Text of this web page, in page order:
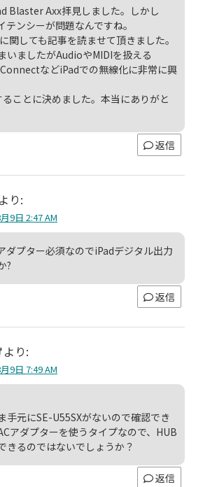
Blaster Axx拝見しました。しかし
ンシーが問題なんですね。
関しても記事を読ませて頂きました。
いましたがAudioやMIDIを扱える
などiPadでの無線化に非常に興
ことに決めました。本当にありがと
返信
より:
9日 2:47 AM
ダプター必須なのでiPadデジタル出力
?
返信
より:
9日 7:49 AM
手元にSE-U55SXがないので確認でき
アダプターを使うタイプなので、HUB
きるのではないでしょうか？
返信